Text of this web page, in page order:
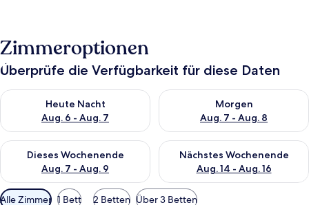
Zimmeroptionen
Überprüfe die Verfügbarkeit für diese Daten
Heute Nacht
Aug. 6 - Aug. 7
Überprüfe die Verfügbarkeit für heute Nacht, Aug. 6 - Aug. 7.
Morgen
Aug. 7 - Aug. 8
Überprüfe die Verfügbarkeit
Dieses Wochenende
Aug. 7 - Aug. 9
Überprüfe die Verfügbarkeit für dieses Wochenende, Aug. 7
Nächstes Wochenende
Aug. 14 - Aug. 16
Überprüfe die Verfügbarkeit
Verfügbare
Alle Zimmer 1 Bett 2 Betten Über 3 Betten